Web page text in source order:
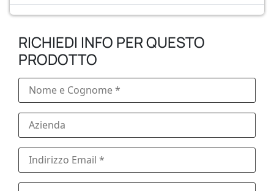
RICHIEDI INFO PER QUESTO
PRODOTTO